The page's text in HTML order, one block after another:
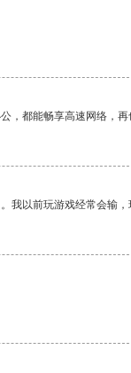
都能畅享高速网络，再
以前玩游戏经常会输